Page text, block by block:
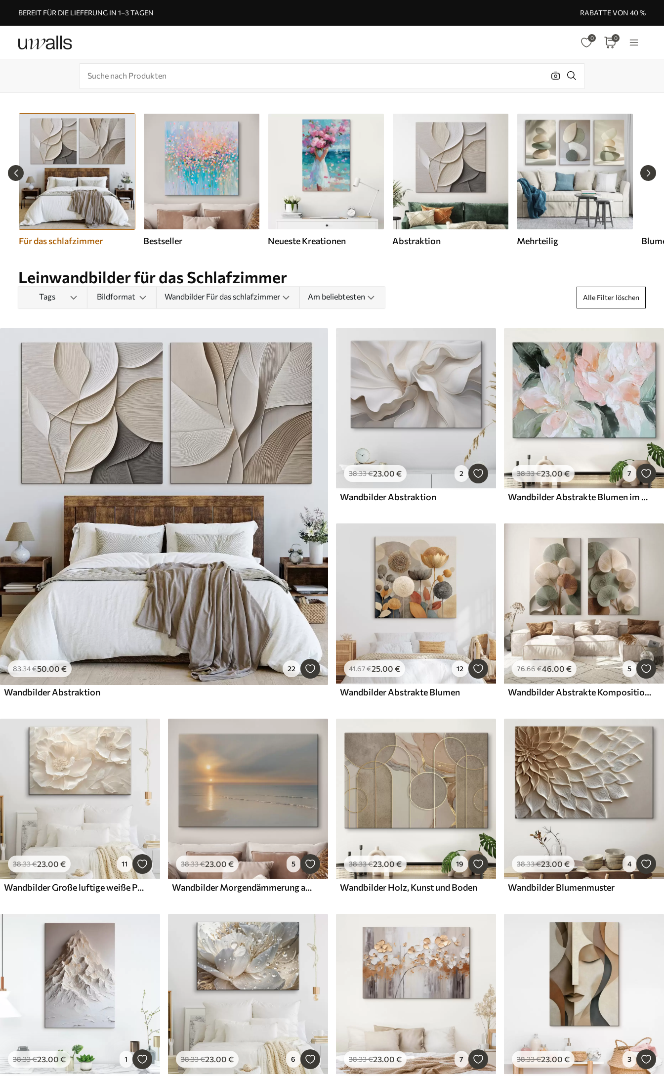
BEREIT FÜR DIE LIEFERUNG IN 1–3 TAGEN RABATTE VON 40 %
0 0
Für das schlafzimmer Bestseller Neueste Kreationen Abstraktion Mehrteilig
Leinwandbilder für das Schlafzimmer
Tags Bildformat Wandbilder Für das schlafzimmer Am beliebtesten Alle Filter löschen
83.34€50.00 € 22
Wandbilder Abstraktion
38.33€23.00 € 2
Wandbilder Abstraktion
38.33€23.00€ 7
Wandbilder Abstrakte Blumen im Stil der Ölmalerei
41.67€25.00 € 12
Wandbilder Abstrakte Blumen
76.66€46.00 € 5
Wandbilder Abstrakte Komposition mit Blättern
38.33€23.00 € 11
Wandbilder Große luftige weiße Pfingstrosen
38.33€23.00 € 5
Wandbilder Morgendämmerung am Meer
38.33€23.00€ 19
Wandbilder Holz, Kunst und Boden
38.33€23.00 € 4
Wandbilder Blumenmuster
38.33€23.00 € 1 38.33€23.00 € 6 38.33€23.00 € 7 38.33€23.00 € 3